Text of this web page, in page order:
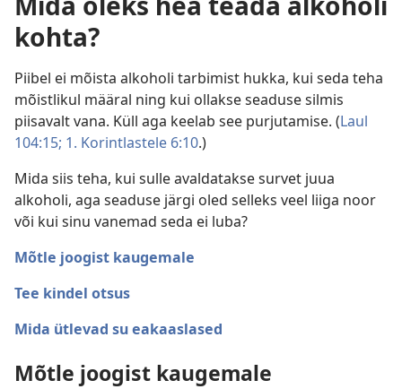
kohta?
Piibel ei mõista alkoholi tarbimist hukka, kui seda teha
mõistlikul määral ning kui ollakse seaduse silmis
piisavalt vana. Küll aga keelab see purjutamise. (Laul
104:15; 1. Korintlastele 6:10.)
Mida siis teha, kui sulle avaldatakse survet juua
alkoholi, aga seaduse järgi oled selleks veel liiga noor
või kui sinu vanemad seda ei luba?
Mõtle joogist kaugemale
Tee kindel otsus
Mida ütlevad su eakaaslased
Mõtle joogist kaugemale